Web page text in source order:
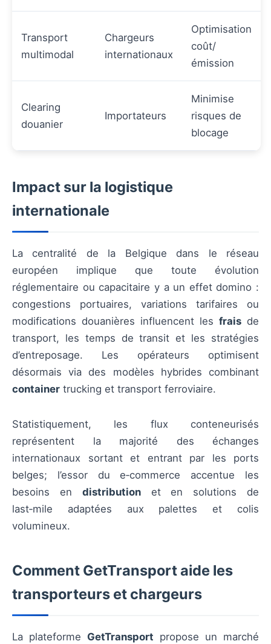
Transport
multimodal
Chargeurs
internationaux
Optimisation
coût/
émission
Clearing
douanier
Importateurs
Minimise
risques de
blocage
Impact sur la logistique
internationale
La centralité de la Belgique dans le réseau
européen implique que toute évolution
réglementaire ou capacitaire y a un effet domino :
congestions portuaires, variations tarifaires ou
modifications douanières influencent les frais de
transport, les temps de transit et les stratégies
d’entreposage. Les opérateurs optimisent
désormais via des modèles hybrides combinant
container trucking et transport ferroviaire.
Statistiquement, les flux conteneurisés
représentent la majorité des échanges
internationaux sortant et entrant par les ports
belges; l’essor du e‑commerce accentue les
besoins en distributionet en solutions de
last‑mile adaptées aux palettes et colis
volumineux.
Comment GetTransport aide les
transporteurs et chargeurs
La plateforme GetTransport propose un marché